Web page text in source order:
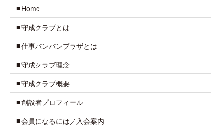
Home
守成クラブとは
仕事バンバンプラザとは
守成クラブ理念
守成クラブ概要
創設者プロフィール
会員になるには／入会案内